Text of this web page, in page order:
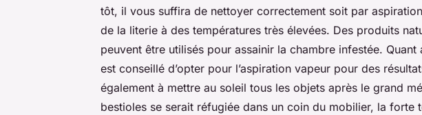
tôt, il vous suffira de nettoyer correctement soit par
de la literie à des températures très élevées. Des produits
peuvent être utilisés pour assainir la chambre infestée.
est conseillé d’opter pour l’aspiration vapeur pour des
également à mettre au soleil tous les objets après le grand
bestioles se serait réfugiée dans un coin du mobilier, la forte